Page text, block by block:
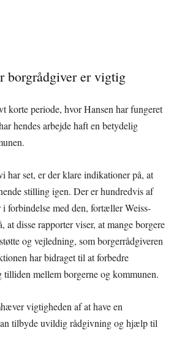
borgrådgiver er vigtig
korte periode, hvor Hansen har fungeret
hendes arbejde haft en betydelig
har set, er der klare indikationer på, at
stilling igen. Der er hundredvis af
forbindelse med den, fortæller Weiss-
at disse rapporter viser, at mange borgere
og vejledning, som borgerrådgiveren
har bidraget til at forbedre
mellem borgerne og kommunen.
vigtigheden af at have en
tilbyde uvildig rådgivning og hjælp til